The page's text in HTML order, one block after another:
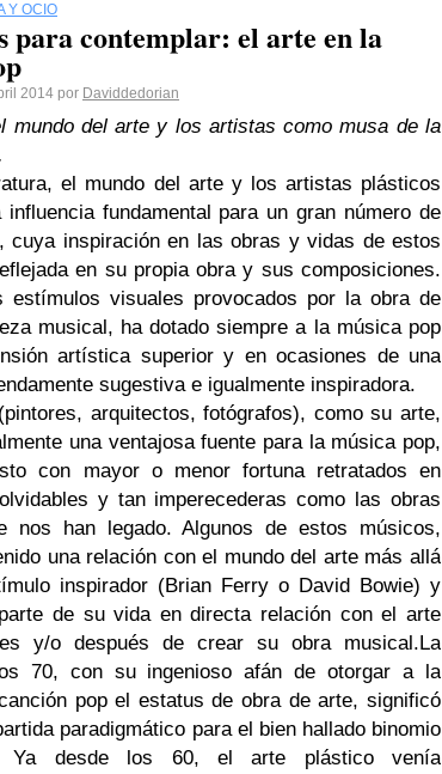
Y OCIO
para contemplar: el arte en la
2014 por Daviddedorian
mundo del arte y los artistas como musa de la
el mundo del arte y los artistas plásticos
influencia fundamental para un gran número de
cuya inspiración en las obras y vidas de estos
en su propia obra y sus composiciones.
estímulos visuales provocados por la obra de
musical, ha dotado siempre a la música pop
artística superior y en ocasiones de una
sugestiva e igualmente inspiradora.
arquitectos, fotógrafos), como su arte,
una ventajosa fuente para la música pop,
con mayor o menor fortuna retratados en
y tan imperecederas como las obras
nos han legado. Algunos de estos músicos,
una relación con el mundo del arte más allá
inspirador (Brian Ferry o David Bowie) y
de su vida en directa relación con el arte
y/o después de crear su obra musical.La
70, con su ingenioso afán de otorgar a la
pop el estatus de obra de arte, significó
paradigmático para el bien hallado binomio
Ya desde los 60, el arte plástico venía